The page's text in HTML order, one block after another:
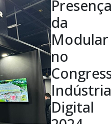
da
Modular
no
Indústria
Digital
2024